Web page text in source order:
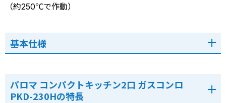
（約250℃で作動）
基本仕様
パロマ コンパクトキッチン2口 ガスコンロ
PKD-230Hの特長